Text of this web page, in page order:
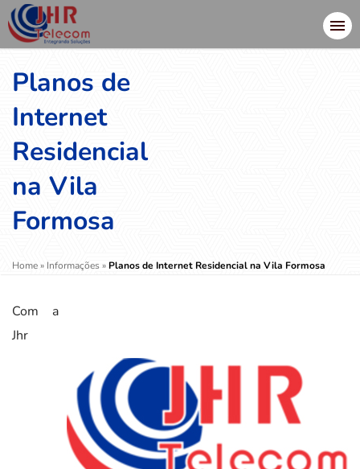
Planos de
Internet
Residencial
na Vila
Formosa
Home» Informações»Planos de Internet Residencial na Vila Formosa
Com a
Jhr